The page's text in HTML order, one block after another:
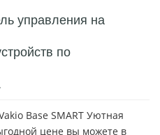
управления на
по
Base SMART Уютная
цене вы можете в